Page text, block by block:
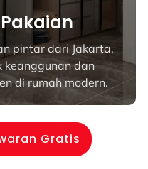
Kamar
Mandi
mandi yang ramping
di Indonesia, dibuat
dengan fungsi dan gaya.
Gratis